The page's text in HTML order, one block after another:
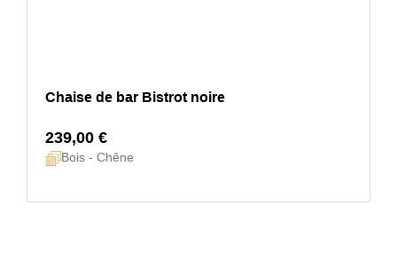
Chaise de bar Bistrot noire
239,00 €
Bois - Chêne